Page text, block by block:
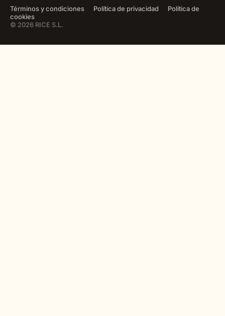
Términos y condiciones Política de privacidad
Política de
cookies
© 2026 RICE S.L.